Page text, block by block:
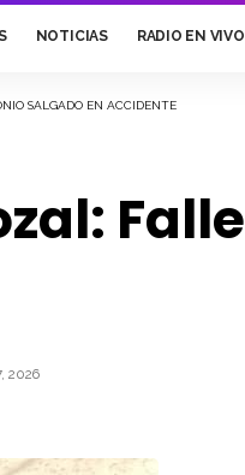
NOTICIAS RADIO EN VIVO
SALGADO EN ACCIDENTE
2026